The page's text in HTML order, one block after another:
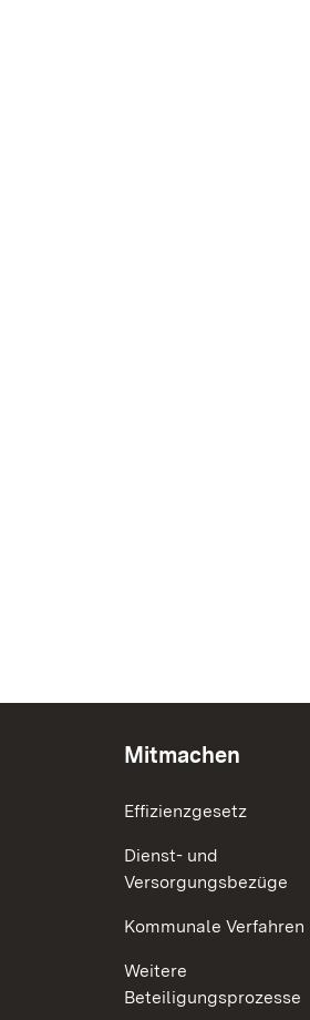
Mitmachen
Effizienzgesetz
Dienst- und
Versorgungsbezüge
Kommunale Verfahren
Weitere
Beteiligungsprozesse